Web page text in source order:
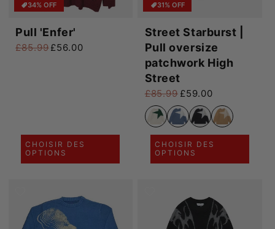
34% OFF
Pull 'Enfer'
Prix habituel
£85.99
Prix promotionnel
£56.00
CHOISIR DES
OPTIONS
31% OFF
Street Starburst |
Pull oversize
patchwork High
Street
Prix habituel
£85.99
Prix promotionnel
£59.00
CHOISIR DES
OPTIONS